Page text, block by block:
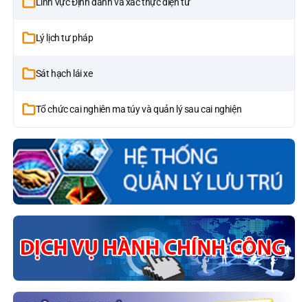
Lý lịch tư pháp
Sát hạch lái xe
Tổ chức cai nghiên ma túy và quản lý sau cai nghiện